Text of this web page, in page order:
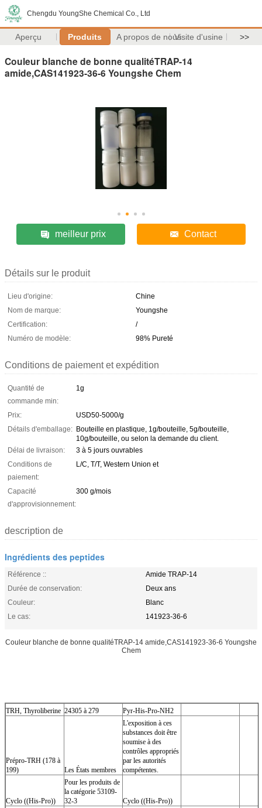
Chengdu YoungShe Chemical Co., Ltd
Aperçu Produits A propos de nousVisite d'usine >>
Couleur blanche de bonne qualitéTRAP-14
amide,CAS141923-36-6 Youngshe Chem
meilleur prix Contact
Détails sur le produit
Lieu d'origine:
Chine
Nom de marque:
Youngshe
Certification:
/
Numéro de modèle:
98% Pureté
Conditions de paiement et expédition
Quantité de
commande min:
1g
Prix:
USD50-5000/g
Détails d'emballage: Bouteille en plastique, 1g/bouteille, 5g/bouteille,
10g/bouteille, ou selon la demande du client.
Délai de livraison:
3 à 5 jours ouvrables
Conditions de
paiement:
L/C, T/T, Western Union et
Capacité
d'approvisionnement:
300 g/mois
description de
Ingrédients des peptides
Référence ::
Amide TRAP-14
Durée de conservation:
Deux ans
Couleur:
Blanc
Le cas:
141923-36-6
Couleur blanche de bonne qualitéTRAP-14 amide,CAS141923-36-6 Youngshe
Chem
TRH, Thyroliberine 24305 à 279 Pyr-His-Pro-NH2
Prépro-TRH (178 à
199)
Les États membres
L'exposition à ces
substances doit être
soumise à des
contrôles appropriés
par les autorités
compétentes.
Cyclo ((His-Pro))
Pour les produits de
la catégorie 53109-
32-3
Cyclo ((His-Pro))